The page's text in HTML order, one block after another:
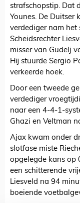
strafschopstip. Dat
Younes. De Duitser
verdediger nam het
Scheidsrechter
misser van Gudelj
Hij stuurde Sergio
verkeerde hoek.
Door een tweede
verdediger
naar een 4-4-1-
Ghazi en Veltman
Ajax kwam onder
slotfase miste
opgelegde kans op
een schitterende
Liesveld na 94
boeiende